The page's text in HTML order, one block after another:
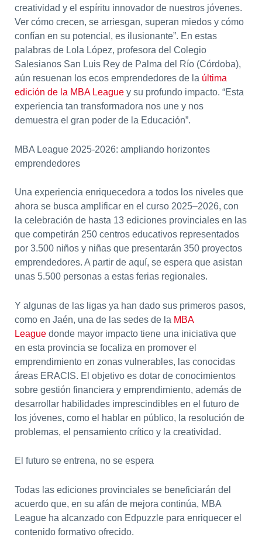
creatividad y el espíritu innovador de nuestros jóvenes.
Ver cómo crecen, se arriesgan, superan miedos y cómo
confían en su potencial, es ilusionante”. En estas
palabras de Lola López, profesora del Colegio
Salesianos San Luis Rey de Palma del Río (Córdoba),
aún resuenan los ecos emprendedores de la última
edición de la MBA League y su profundo impacto. “Esta
experiencia tan transformadora nos une y nos
demuestra el gran poder de la Educación”.
MBA League 2025-2026: ampliando horizontes
emprendedores
Una experiencia enriquecedora a todos los niveles que
ahora se busca amplificar en el curso 2025–2026, con
la celebración de hasta 13 ediciones provinciales en las
que competirán 250 centros educativos representados
por 3.500 niños y niñas que presentarán 350 proyectos
emprendedores. A partir de aquí, se espera que asistan
unas 5.500 personas a estas ferias regionales.
Y algunas de las ligas ya han dado sus primeros pasos,
como en Jaén, una de las sedes de la MBA
Leaguedonde mayor impacto tiene una iniciativa que
en esta provincia se focaliza en promover el
emprendimiento en zonas vulnerables, las conocidas
áreas ERACIS. El objetivo es dotar de conocimientos
sobre gestión financiera y emprendimiento, además de
desarrollar habilidades imprescindibles en el futuro de
los jóvenes, como el hablar en público, la resolución de
problemas, el pensamiento crítico y la creatividad.
El futuro se entrena, no se espera
Todas las ediciones provinciales se beneficiarán del
acuerdo que, en su afán de mejora continúa, MBA
League ha alcanzado con Edpuzzle para enriquecer el
contenido formativo ofrecido.